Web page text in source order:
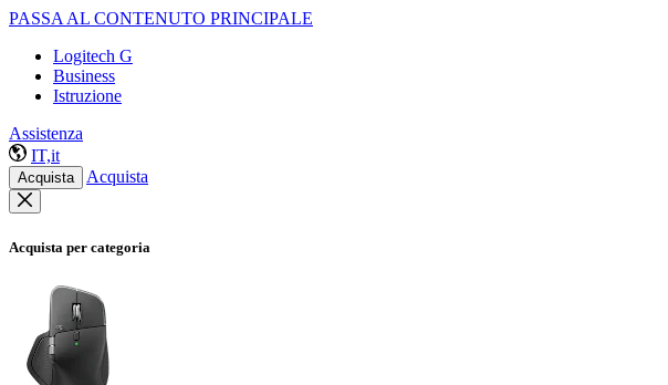
PASSA AL CONTENUTO PRINCIPALE
Logitech G
Business
Istruzione
Assistenza
IT,it
Acquista Acquista
Acquista per categoria